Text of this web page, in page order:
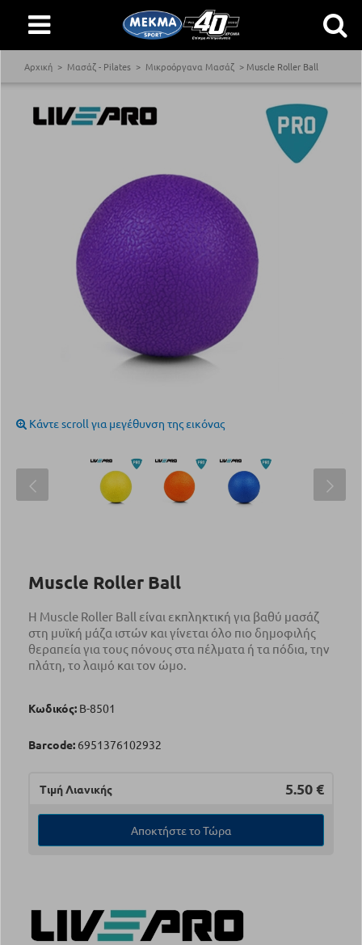
Αρχική Μασάζ - Pilates Μικροόργανα Μασάζ Muscle Roller Ball
Κάντε scroll για μεγέθυνση της εικόνας
Muscle Roller Ball
Η Muscle Roller Ball είναι εκπληκτική για βαθύ μασάζ
στη μυϊκή μάζα ιστών και γίνεται όλο πιο δημοφιλής
θεραπεία για τους πόνους στα πέλματα ή τα πόδια, την
πλάτη, το λαιμό και τον ώμο.
Κωδικός: Β-8501
Barcode: 6951376102932
Τιμή Λιανικής 5.50 €
Αποκτήστε το Τώρα